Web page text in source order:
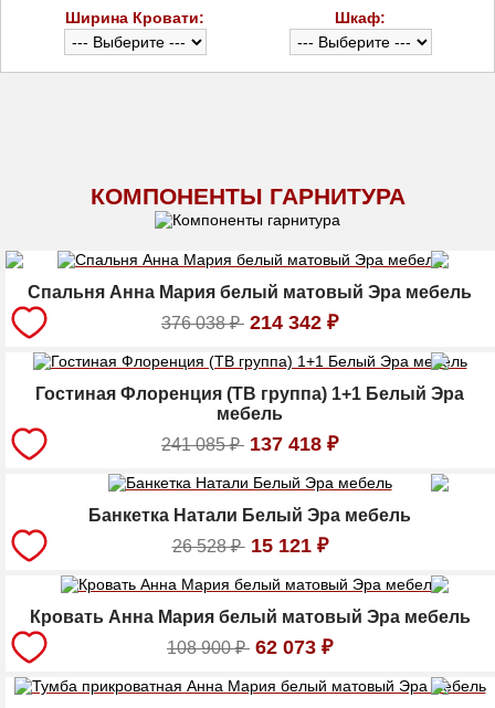
Ширина Кровати: Шкаф:
КОМПОНЕНТЫ ГАРНИТУРА
Спальня Анна Мария белый матовый Эра мебель
376 038₽ 214 342 ₽
Гостиная Флоренция (ТВ группа) 1+1 Белый Эра
мебель
241 085₽ 137 418 ₽
Банкетка Натали Белый Эра мебель
26 528₽ 15 121 ₽
Кровать Анна Мария белый матовый Эра мебель
108 900₽ 62 073 ₽